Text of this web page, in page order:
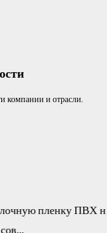
компании и отрасли.
ПВХ надежным